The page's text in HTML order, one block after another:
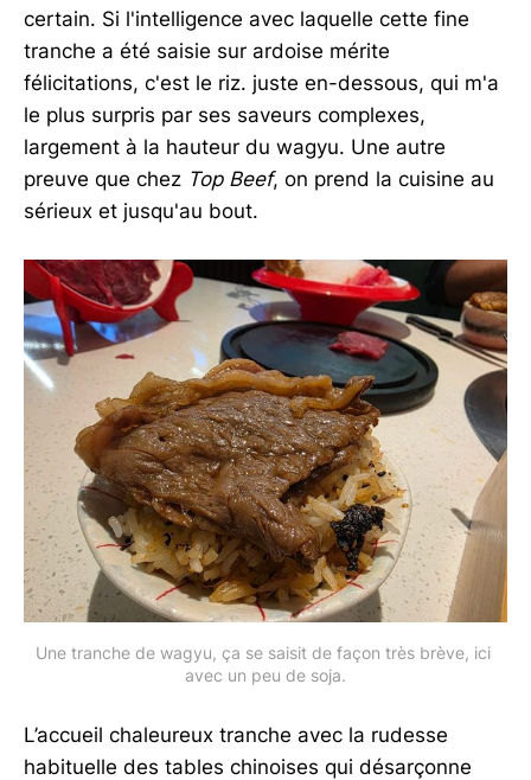
certain. Si l'intelligence avec laquelle cette fine
tranche a été saisie sur ardoise mérite
félicitations, c'est le riz. juste en-dessous, qui m'a
le plus surpris par ses saveurs complexes,
largement à la hauteur du wagyu. Une autre
preuve que chez Top Beef, on prend la cuisine au
sérieux et jusqu'au bout.
Une tranche de wagyu, ça se saisit de façon très brève, ici
avec un peu de soja.
L’accueil chaleureux tranche avec la rudesse
habituelle des tables chinoises qui désarçonne